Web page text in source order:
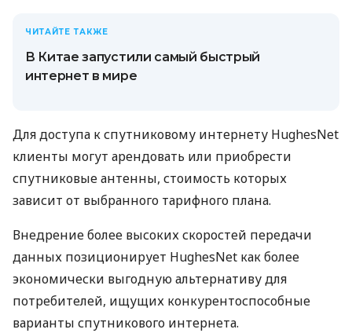
ЧИТАЙТЕ ТАКЖЕ
В Китае запустили самый быстрый
интернет в мире
Для доступа к спутниковому интернету HughesNet
клиенты могут арендовать или приобрести
спутниковые антенны, стоимость которых
зависит от выбранного тарифного плана.
Внедрение более высоких скоростей передачи
данных позиционирует HughesNet как более
экономически выгодную альтернативу для
потребителей, ищущих конкурентоспособные
варианты спутникового интернета.